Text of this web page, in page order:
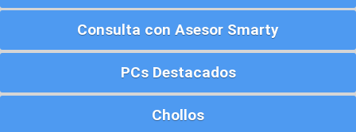
Consulta con Asesor Smarty
PCs Destacados
Chollos